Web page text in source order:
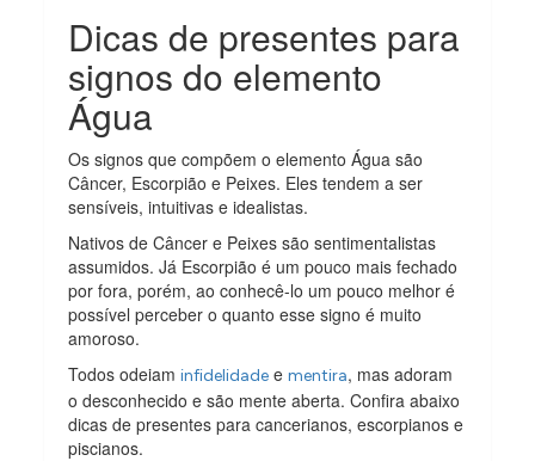
Dicas de presentes para
signos do elemento
Água
Os signos que compõem o elemento Água são
Câncer, Escorpião e Peixes. Eles tendem a ser
sensíveis, intuitivas e idealistas.
Nativos de Câncer e Peixes são sentimentalistas
assumidos. Já Escorpião é um pouco mais fechado
por fora, porém, ao conhecê-lo um pouco melhor é
possível perceber o quanto esse signo é muito
amoroso.
Todos odeiaminfidelidade ementira, mas adoram
o desconhecido e são mente aberta. Confira abaixo
dicas de presentes para cancerianos, escorpianos e
piscianos.